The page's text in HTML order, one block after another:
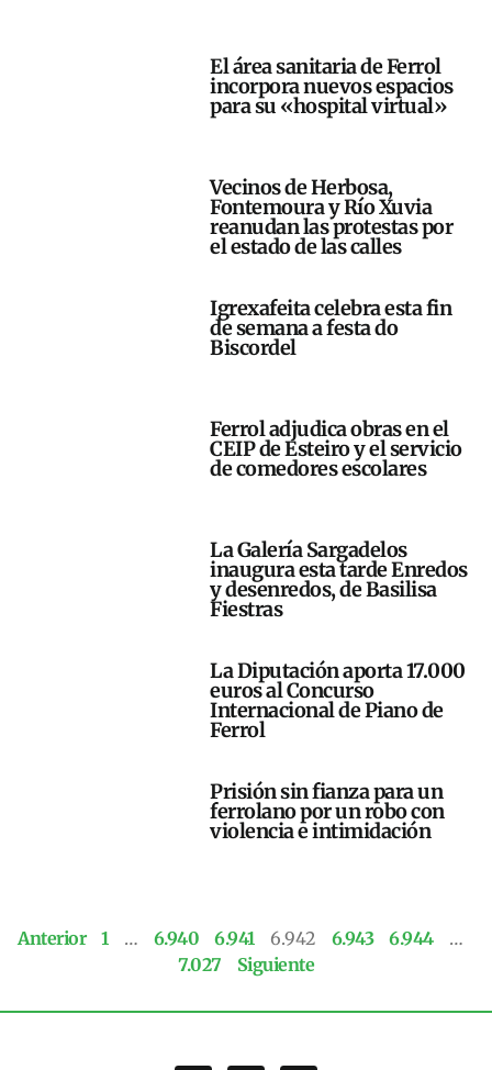
El área sanitaria de Ferrol
incorpora nuevos espacios
para su «hospital virtual»
Vecinos de Herbosa,
Fontemoura y Río Xuvia
reanudan las protestas por
el estado de las calles
Igrexafeita celebra esta fin
de semana a festa do
Biscordel
Ferrol adjudica obras en el
CEIP de Esteiro y el servicio
de comedores escolares
La Galería Sargadelos
inaugura esta tarde Enredos
y desenredos, de Basilisa
Fiestras
La Diputación aporta 17.000
euros al Concurso
Internacional de Piano de
Ferrol
Prisión sin fianza para un
ferrolano por un robo con
violencia e intimidación
Anterior 1 … 6.940 6.941 6.942 6.943 6.944
…
7.027
Siguiente